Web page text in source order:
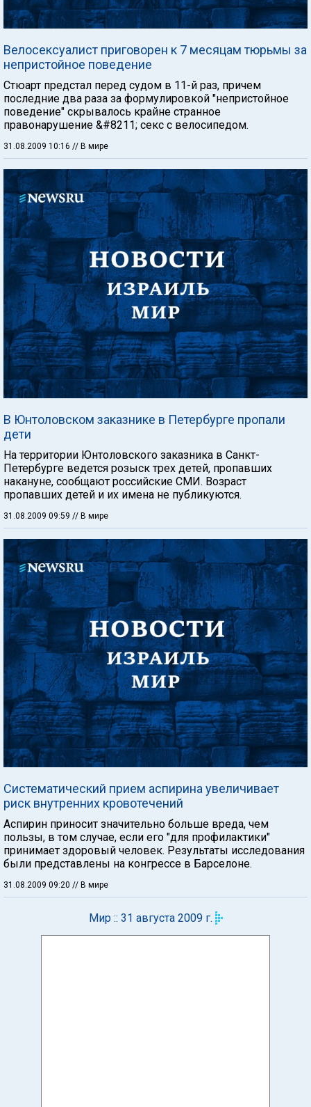
Велосексуалист приговорен к 7 месяцам тюрьмы за
непристойное поведение
Стюарт предстал перед судом в 11-й раз, причем
последние два раза за формулировкой "непристойное
поведение" скрывалось крайне странное
правонарушение &#8211; секс с велосипедом.
31.08.2009 10:16 // В мире
В Юнтоловском заказнике в Петербурге пропали
дети
На территории Юнтоловского заказника в Санкт-
Петербурге ведется розыск трех детей, пропавших
накануне, сообщают российские СМИ. Возраст
пропавших детей и их имена не публикуются.
31.08.2009 09:59 // В мире
Систематический прием аспирина увеличивает
риск внутренних кровотечений
Аспирин приносит значительно больше вреда, чем
пользы, в том случае, если его "для профилактики"
принимает здоровый человек. Результаты исследования
были представлены на конгрессе в Барселоне.
31.08.2009 09:20 // В мире
Мир :: 31 августа 2009 г.